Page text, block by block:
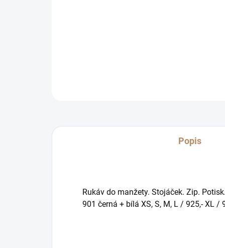
Popis
Rukáv do manžety. Stojáček. Zip.
901 černá + bílá XS, S, M, L / 925,- XL /